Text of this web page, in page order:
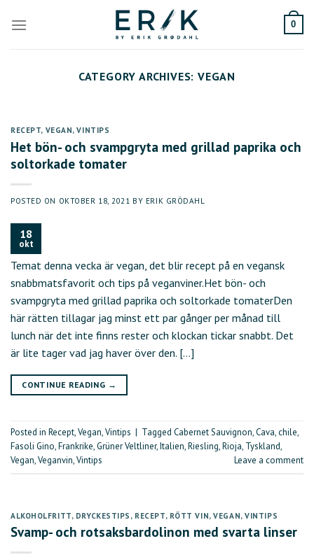
0
CATEGORY ARCHIVES:VEGAN
RECEPT, VEGAN,VINTIPS
Het bön- och svampgryta med grillad paprika och
soltorkade tomater
POSTED ON OKTOBER 18, 2021 BY ERIK GRÖDAHL
18
okt
Temat denna vecka är vegan, det blir recept på en vegansk
snabbmatsfavorit och tips på veganviner.Het bön- och
svampgryta med grillad paprika och soltorkade tomaterDen
här rätten tillagar jag minst ett par gånger per månad till
lunch när det inte finns rester och klockan tickar snabbt. Det
är lite tager vad jag haver över den. […]
CONTINUE READING →
Posted in Recept,Vegan,Vintips | Tagged Cabernet Sauvignon,Cava,chile,
Fasoli Gino,Frankrike,Grüner Veltliner,Italien,Riesling,Rioja, Tyskland,
Vegan,Veganvin,Vintips Leave a comment
ALKOHOLFRITT, DRYCKESTIPS , RECEPT, RÖTT VIN,VEGAN,VINTIPS
Svamp- och rotsaksbardolinon med svarta linser